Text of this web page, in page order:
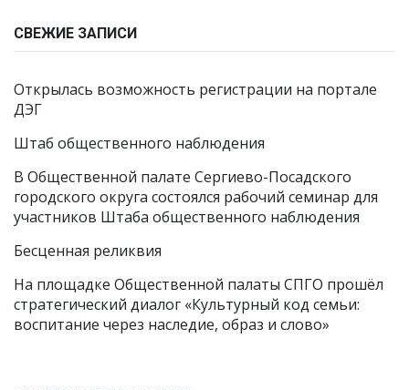
СВЕЖИЕ ЗАПИСИ
Открылась возможность регистрации на портале
ДЭГ
Штаб общественного наблюдения
В Общественной палате Сергиево-Посадского
городского округа состоялся рабочий семинар для
участников Штаба общественного наблюдения
Бесценная реликвия
На площадке Общественной палаты СПГО прошёл
стратегический диалог «Культурный код семьи:
воспитание через наследие, образ и слово»